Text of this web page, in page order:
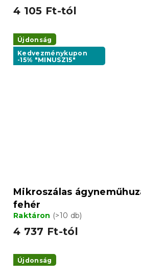
4 105 Ft-tól
Újdonság
Kedvezménykupon
-15% "MINUSZ15"
Mikroszálas
fehér
Raktáron (>10 db)
4 737 Ft-tól
Újdonság